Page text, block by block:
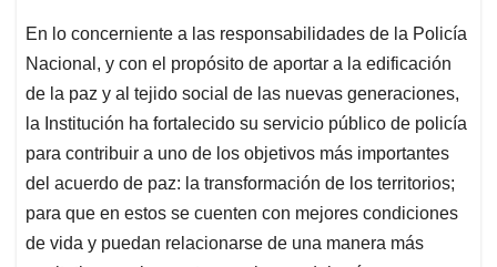
En lo concerniente a las responsabilidades de la Policía
Nacional, y con el propósito de aportar a la edificación
de la paz y al tejido social de las nuevas generaciones,
la Institución ha fortalecido su servicio público de policía
para contribuir a uno de los objetivos más importantes
del acuerdo de paz: la transformación de los territorios;
para que en estos se cuenten con mejores condiciones
de vida y puedan relacionarse de una manera más